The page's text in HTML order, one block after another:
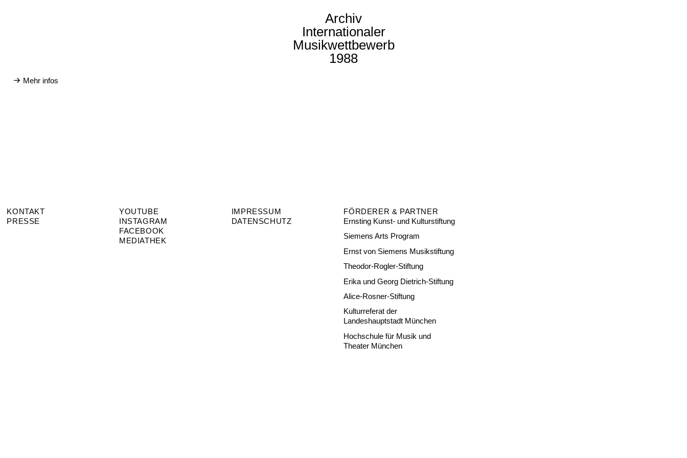
Archiv
Internationaler
Musikwettbewerb
1988
Mehr infos
KONTAKT
PRESSE
YOUTUBE
INSTAGRAM
FACEBOOK
MEDIATHEK
IMPRESSUM
DATENSCHUTZ
FÖRDERER & PARTNER
Ernsting Kunst- und Kulturstiftung
Siemens Arts Program
Ernst von Siemens Musikstiftung
Theodor-Rogler-Stiftung
Erika und Georg Dietrich-Stiftung
Alice-Rosner-Stiftung
Kulturreferat der
Landeshauptstadt München
Hochschule für Musik und
Theater München